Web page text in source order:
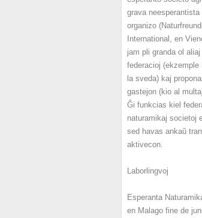
grava neesperantista
organizo
International, en
jam pli granda ol aliaj
federacioj (ekzemple
la sveda) kaj
gastejon (kio al
Ĝi funkcias kiel
naturamikaj societoj
sed havas ankaŭ
aktivecon.
Laborlingvoj
Esperanta
en Malago fine de